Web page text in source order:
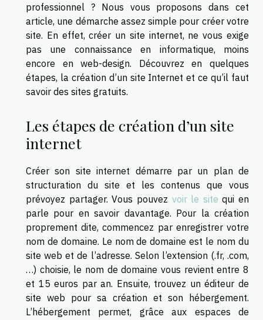
professionnel ? Nous vous proposons dans cet
article, une démarche assez simple pour créer votre
site. En effet, créer un site internet, ne vous exige
pas une connaissance en informatique, moins
encore en web-design. Découvrez en quelques
étapes, la création d’un site Internet et ce qu’il faut
savoir des sites gratuits.
Les étapes de création d’un site
internet
Créer son site internet démarre par un plan de
structuration du site et les contenus que vous
prévoyez partager. Vous pouvez voir le site qui en
parle pour en savoir davantage. Pour la création
proprement dite, commencez par enregistrer votre
nom de domaine. Le nom de domaine est le nom du
site web et de l’adresse. Selon l’extension (.fr, .com,
…) choisie, le nom de domaine vous revient entre 8
et 15 euros par an. Ensuite, trouvez un éditeur de
site web pour sa création et son hébergement.
L’hébergement permet, grâce aux espaces de